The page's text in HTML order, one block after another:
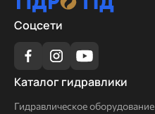
Соцсети
Каталог
Каталог гидравлики
Гидравлическое оборудование